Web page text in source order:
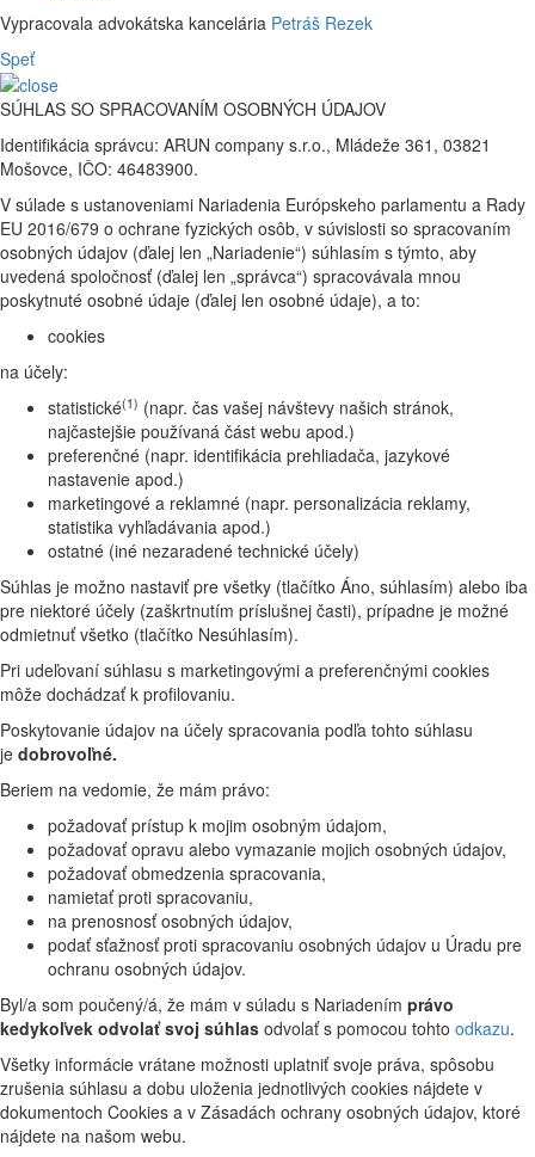
Vypracovala advokátska kancelária Petráš Rezek
Speť
SÚHLAS SO SPRACOVANÍM OSOBNÝCH ÚDAJOV
Identifikácia správcu: ARUN company s.r.o., Mládeže 361, 03821
Mošovce, IČO: 46483900.
V súlade s ustanoveniami Nariadenia Európskeho parlamentu a Rady
EU 2016/679 o ochrane fyzických osôb, v súvislosti so spracovaním
osobných údajov (ďalej len „Nariadenie“) súhlasím s týmto, aby
uvedená spoločnosť (ďalej len „správca“) spracovávala mnou
poskytnuté osobné údaje (ďalej len osobné údaje), a to:
cookies
na účely:
statistické(1) (napr. čas vašej návštevy našich stránok,
najčastejšie používaná část webu apod.)
preferenčné (napr. identifikácia prehliadača, jazykové
nastavenie apod.)
marketingové a reklamné (napr. personalizácia reklamy,
statistika vyhľadávania apod.)
ostatné (iné nezaradené technické účely)
Súhlas je možno nastaviť pre všetky (tlačítko Áno, súhlasím) alebo iba
pre niektoré účely (zaškrtnutím príslušnej časti), prípadne je možné
odmietnuť všetko (tlačítko Nesúhlasím).
Pri udeľovaní súhlasu s marketingovými a preferenčnými cookies
môže dochádzať k profilovaniu.
Poskytovanie údajov na účely spracovania podľa tohto súhlasu
je dobrovoľné.
Beriem na vedomie, že mám právo:
požadovať prístup k mojim osobným údajom,
požadovať opravu alebo vymazanie mojich osobných údajov,
požadovať obmedzenia spracovania,
namietať proti spracovaniu,
na prenosnosť osobných údajov,
podať sťažnosť proti spracovaniu osobných údajov u Úradu pre
ochranu osobných údajov.
Byl/a som poučený/á, že mám v súladu s Nariadením právo
kedykoľvek odvolať svoj súhlas odvolať s pomocou tohto odkazu.
Všetky informácie vrátane možnosti uplatniť svoje práva, spôsobu
zrušenia súhlasu a dobu uloženia jednotlivých cookies nájdete v
dokumentoch Cookies a v Zásadách ochrany osobných údajov, ktoré
nájdete na našom webu.